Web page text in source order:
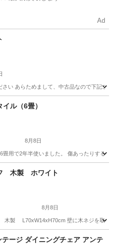
Ad
い あらためまして、中古品なので下記ご
ル（6畳）
8月8日
用で2年半使いました。 傷あったりする
ト/マット/ラグ
木製 ホワイト
8月8日
製 L70xW14xH70cm 壁に木ネジを取り
ージ ダイニングチェア アンテ